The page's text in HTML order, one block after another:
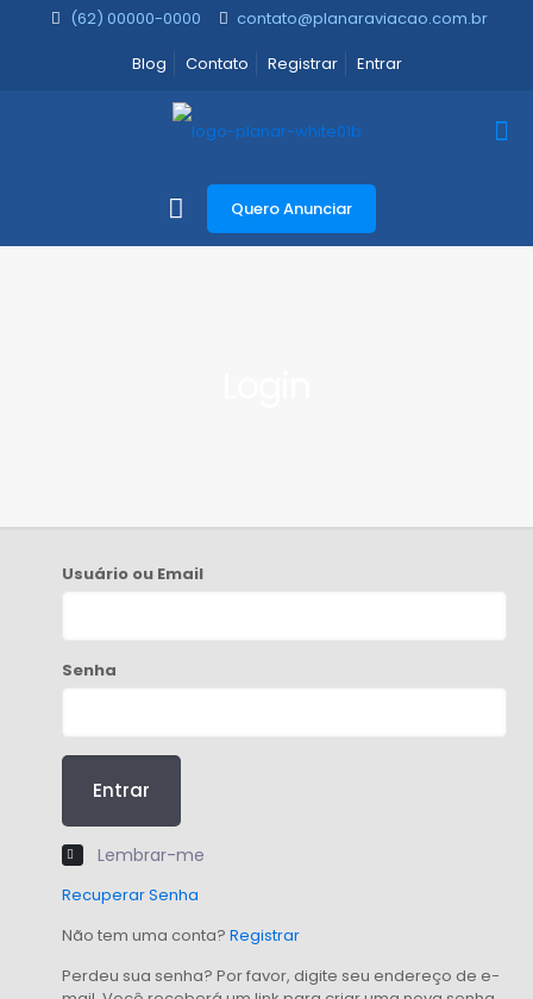
(62) 00000-0000
contato@planaraviacao.com.br
Blog
Contato Registrar Entrar
Quero Anunciar
Usuário ou Email
Senha
Entrar
Lembrar-me
Recuperar Senha
Não tem uma conta? Registrar
Perdeu sua senha? Por favor, digite seu endereço de e-